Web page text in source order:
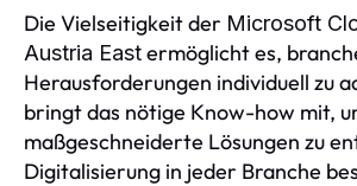
Die Vielseitigkeit der Microsoft
Austria Eastermöglicht es,
Herausforderungen individuell zu
bringt das nötige Know-how mit,
maßgeschneiderte Lösungen zu
Digitalisierung in jeder Branche